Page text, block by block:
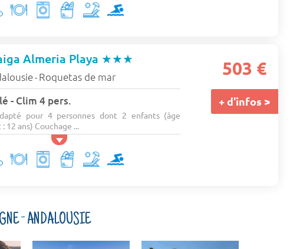
Almeria Playa ★★★
- Roquetas de mar
- Clim 4 pers.
pour 4 personnes dont 2 enfants (âge
12 ans) Couchage ...
503 €
+ d'infos >
- ANDALOUSIE